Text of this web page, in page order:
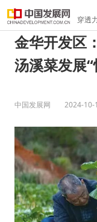
穿透
金华开发区
汤溪菜发展
中国发展网 2024-10-